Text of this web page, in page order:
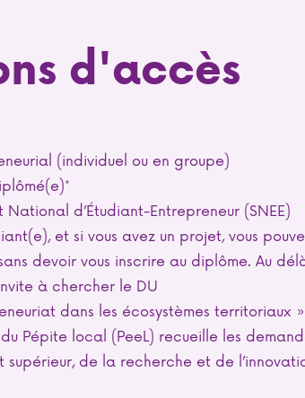
d'accès
(individuel ou en groupe)
d’Étudiant-Entrepreneur (SNEE)
et si vous avez un projet, vous
devoir vous inscrire au diplôme. Au
à chercher le DU
dans les écosystèmes
Pépite local (PeeL) recueille les
supérieur, de la recherche et de